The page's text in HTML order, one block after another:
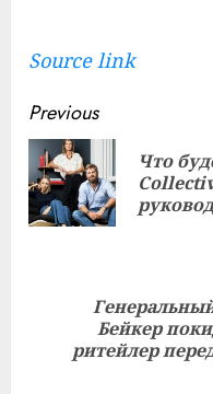
Source link
Continue
Reading
Previous
Что
post:
Бейкер
ритейлер